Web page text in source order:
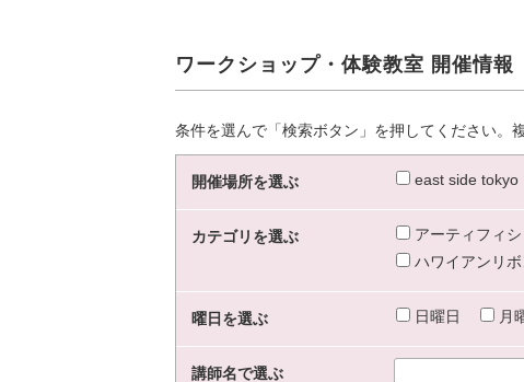
ワークショップ・体験教室 開催情報
条件を選んで「検索ボタン」を押してください。
開催場所を選ぶ east side tokyo
カテゴリを選ぶ アーティフィ
ハワイアンリボ
曜日を選ぶ 日曜日 月
講師名で選ぶ